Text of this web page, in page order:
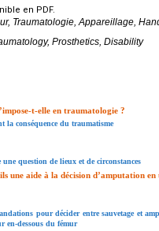
en PDF.
Traumatologie, Appareillage,
Prosthetics, Disability
t-elle en traumatologie ?
la conséquence du traumatisme
question de lieux et de circonstances
une aide à la décision d’amputation en
pour décider entre sauvetage et
en-dessous du fémur